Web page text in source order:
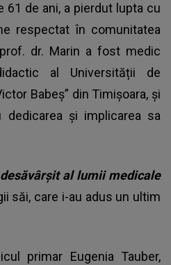
61 de ani, a pierdut lupta cu
respectat în comunitatea
dr. Marin a fost medic
al Universității de
Babeș” din Timișoara, și
și implicarea sa
al lumii medicale
săi, care i-au adus un ultim
primar Eugenia Tauber,